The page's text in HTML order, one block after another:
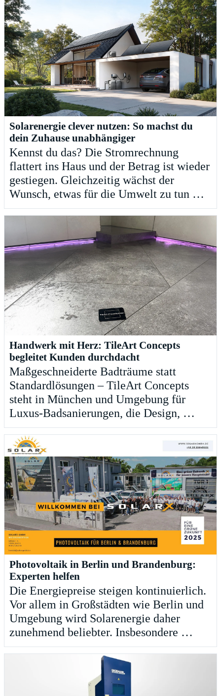
Solarenergie clever nutzen: So machst du
dein Zuhause unabhängiger
Kennst du das? Die Stromrechnung
flattert ins Haus und der Betrag ist wieder
gestiegen. Gleichzeitig wächst der
Wunsch, etwas für die Umwelt zu tun …
Handwerk mit Herz: TileArt Concepts
begleitet Kunden durchdacht
Maßgeschneiderte Badträume statt
Standardlösungen – TileArt Concepts
steht in München und Umgebung für
Luxus-Badsanierungen, die Design, …
Photovoltaik in Berlin und Brandenburg:
Experten helfen
Die Energiepreise steigen kontinuierlich.
Vor allem in Großstädten wie Berlin und
Umgebung wird Solarenergie daher
zunehmend beliebter. Insbesondere …